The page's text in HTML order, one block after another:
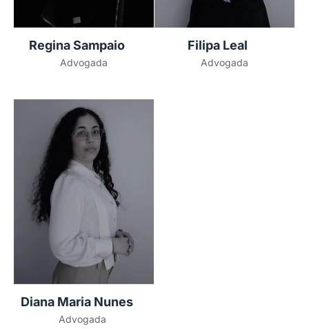
Regina Sampaio
Advogada
Filipa Leal
Advogada
Diana Maria Nunes
Advogada